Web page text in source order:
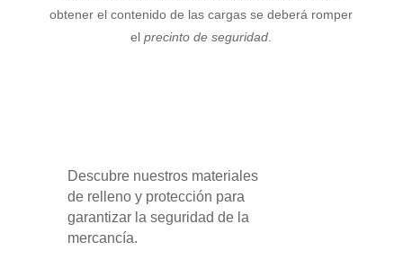
obtener el contenido de las cargas se deberá romper
elprecinto de seguridad
Descubre nuestros materiales
de relleno y protección para
garantizar la seguridad de la
mercancía.